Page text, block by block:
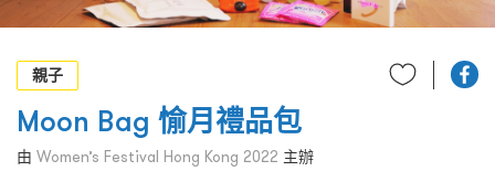
條款及細則
EN
親子
Moon Bag 愉月禮品包
由 Women’s Festival Hong Kong 2022 主辦